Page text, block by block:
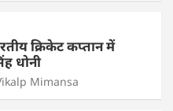
क्रिकेट कप्तान में
धोनी
Mimansa